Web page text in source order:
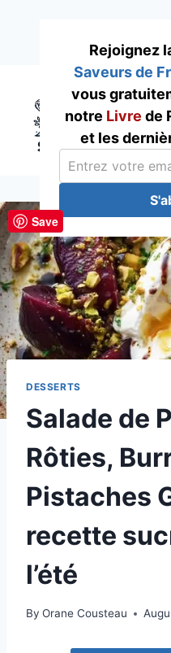
content
DESSERTS
Salade de
Rôties,
Pistaches
recette
l’été
By Orane Cousteau
Rejoignez
Saveurs de
vous
notre Livre de
et les
Save